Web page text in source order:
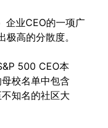
企业CEO的一项广
高的分散度。
500 CEO本
校名单中包含
知名的社区大